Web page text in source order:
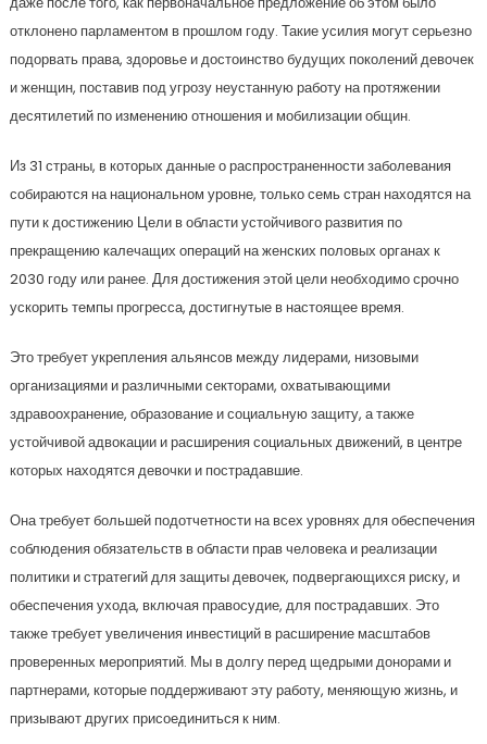
отклонено парламентом в прошлом году. Такие усилия могут серьезно
подорвать права, здоровье и достоинство будущих поколений девочек
и женщин, поставив под угрозу неустанную работу на протяжении
десятилетий по изменению отношения и мобилизации общин.
Из 31 страны, в которых данные о распространенности заболевания
собираются на национальном уровне, только семь стран находятся на
пути к достижению Цели в области устойчивого развития по
прекращению калечащих операций на женских половых органах к
2030 году или ранее. Для достижения этой цели необходимо срочно
ускорить темпы прогресса, достигнутые в настоящее время.
Это требует укрепления альянсов между лидерами, низовыми
организациями и различными секторами, охватывающими
здравоохранение, образование и социальную защиту, а также
устойчивой адвокации и расширения социальных движений, в центре
которых находятся девочки и пострадавшие.
Она требует большей подотчетности на всех уровнях для обеспечения
соблюдения обязательств в области прав человека и реализации
политики и стратегий для защиты девочек, подвергающихся риску, и
обеспечения ухода, включая правосудие, для пострадавших. Это
также требует увеличения инвестиций в расширение масштабов
проверенных мероприятий. Мы в долгу перед щедрыми донорами и
партнерами, которые поддерживают эту работу, меняющую жизнь, и
призывают других присоединиться к ним.